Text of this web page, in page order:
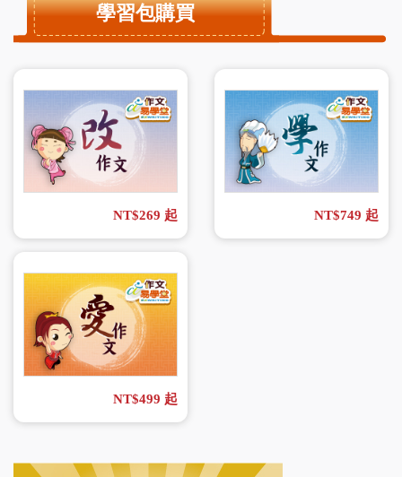
學習包購買
NT$269 起 NT$749 起
NT$499 起